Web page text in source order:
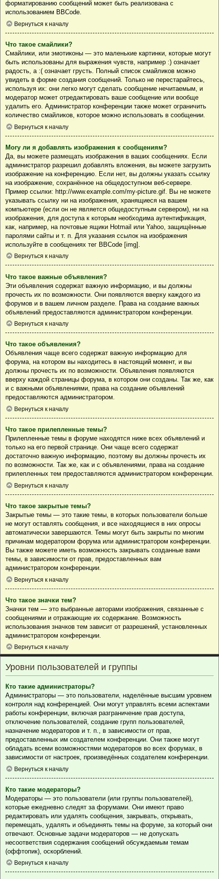
форматированию сообщений может быть реализована с
использованием BBCode.
Вернуться к началу
Что такое смайлики?
Смайлики, или эмотиконы — это маленькие картинки, которые могут
быть использованы для выражения чувств, например :) означает
радость, а :( означает грусть. Полный список смайликов можно
увидеть в форме создания сообщений. Только не перестарайтесь,
используя их: они легко могут сделать сообщение нечитаемым, и
модератор может отредактировать ваше сообщение или вообще
удалить его. Администратор конференции также может ограничить
количество смайликов, которое можно использовать в сообщении.
Вернуться к началу
Могу ли я добавлять изображения к сообщениям?
Да, вы можете размещать изображения в ваших сообщениях. Если
администратор разрешил добавлять вложения, вы можете загрузить
изображение на конференцию. Если нет, вы должны указать ссылку
на изображение, сохранённое на общедоступном веб-сервере.
Пример ссылки: http://www.example.com/my-picture.gif. Вы не можете
указывать ссылку ни на изображения, хранящиеся на вашем
компьютере (если он не является общедоступным сервером), ни на
изображения, для доступа к которым необходима аутентификация,
как, например, на почтовые ящики Hotmail или Yahoo, защищённые
паролями сайты и т. п. Для указания ссылок на изображения
используйте в сообщениях тег BBCode [img].
Вернуться к началу
Что такое важные объявления?
Эти объявления содержат важную информацию, и вы должны
прочесть их по возможности. Они появляются вверху каждого из
форумов и в вашем личном разделе. Права на создание важных
объявлений предоставляются администратором конференции.
Вернуться к началу
Что такое объявления?
Объявления чаще всего содержат важную информацию для
форума, на котором вы находитесь в настоящий момент, и вы
должны прочесть их по возможности. Объявления появляются
вверху каждой страницы форума, в котором они созданы. Так же, как
и с важными объявлениями, права на создание объявлений
предоставляются администратором.
Вернуться к началу
Что такое прилепленные темы?
Прилепленные темы в форуме находятся ниже всех объявлений и
только на его первой странице. Они чаще всего содержат
достаточно важную информацию, поэтому вы должны прочесть их
по возможности. Так же, как и с объявлениями, права на создание
прилепленных тем предоставляются администратором конференции.
Вернуться к началу
Что такое закрытые темы?
Закрытые темы — это такие темы, в которых пользователи больше
не могут оставлять сообщения, и все находящиеся в них опросы
автоматически завершаются. Темы могут быть закрыты по многим
причинам модератором форума или администратором конференции.
Вы также можете иметь возможность закрывать созданные вами
темы, в зависимости от прав, предоставленных вам
администратором конференции.
Вернуться к началу
Что такое значки тем?
Значки тем — это выбранные авторами изображения, связанные с
сообщениями и отражающие их содержание. Возможность
использования значков тем зависит от разрешений, установленных
администратором конференции.
Вернуться к началу
Уровни пользователей и группы
Кто такие администраторы?
Администраторы — это пользователи, наделённые высшим уровнем
контроля над конференцией. Они могут управлять всеми аспектами
работы конференции, включая разграничение прав доступа,
отключение пользователей, создание групп пользователей,
назначение модераторов и т. п., в зависимости от прав,
предоставленных им создателем конференции. Они также могут
обладать всеми возможностями модераторов во всех форумах, в
зависимости от настроек, произведённых создателем конференции.
Вернуться к началу
Кто такие модераторы?
Модераторы — это пользователи (или группы пользователей),
которые ежедневно следят за форумами. Они имеют право
редактировать или удалять сообщения, закрывать, открывать,
перемещать, удалять и объединять темы на форуме, за который они
отвечают. Основные задачи модераторов — не допускать
несоответствия содержания сообщений обсуждаемым темам
(оффтопик), оскорблений.
Вернуться к началу